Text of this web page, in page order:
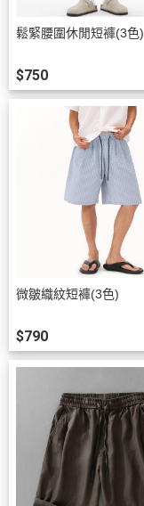
鬆緊腰圍休閒短褲(3色)
$750
微皺織紋短褲(3色)
$790